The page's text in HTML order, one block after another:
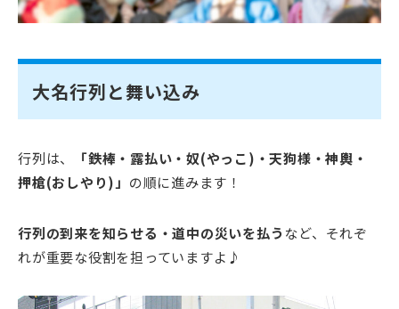
大名行列と舞い込み
行列は、
「鉄棒・露払い・奴(やっこ)・天狗様・神輿・
押槍(おしやり)」 の順に進みます！
行列の到来を知らせる・道中の災いを払う など、それぞ
れが重要な役割を担っていますよ♪